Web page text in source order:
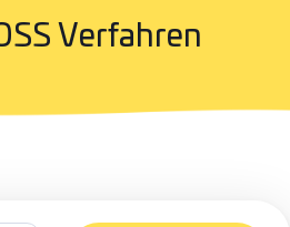
Verfahren